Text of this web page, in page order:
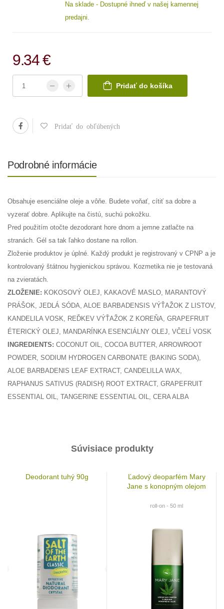
Na sklade - Dostupné ihneď v našej kamennej
predajni.
9.34 €
Pridať do košíka
Pridať do obľúbených
Podrobné informácie
Obsahuje esenciálne oleje a vôňe. Budete voňať, cítiť sa dobre a
vyzerať dobre. Aplikujte na čistú, suchú pokožku.
Pred použitím otočte dezodorant hore dnom a jemne zatlačte na
stranách. Gél sa tak ľahko dostane na rollon.
Zloženie produktov je úplné. Každý produkt je registrovaný v CPNP a je
kontrolovaný štátnou hygienickou správou. Kozmetika nie je testovaná
na zvieratách.
ZLOŽENIE: KOKOSOVÝ OLEJ, KAKAOVÉ MASLO, MARANTOVÝ
PRÁŠOK, JEDLÁ SÓDA, ALOE BARBADENSIS VÝŤAŽOK Z LISTOV,
KANDELILA VOSK, REĎKEV VÝŤAŽOK Z KOREŇA, GRAPEFRUIT
ÉTERICKÝ OLEJ, MANDARÍNKA ESENCIÁLNY OLEJ, VČELÍ VOSK
INGREDIENTS: COCONUT OIL, COCOA BUTTER, ARROWROOT
POWDER, SODIUM HYDROGEN CARBONATE (BAKING SODA),
ALOE BARBADENIS LEAF EXTRACT, CANDELILLA WAX,
RAPHANUS SATIVUS (RADISH) ROOT EXTRACT, GRAPEFRUIT
ESSENTIAL OIL, TANGERINE ESSENTIAL OIL, CERA ALBA
Súvisiace produkty
Deodorant tuhý 90g
Ľadový deoparfém Mary
Jane s konopným olejom
roll-on - 50 ml